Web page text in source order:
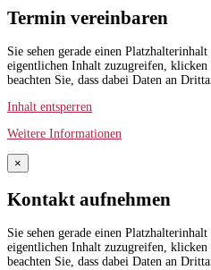
Termin vereinbaren
Sie sehen gerade einen Platzhalterinhalt
eigentlichen Inhalt zuzugreifen,
beachten Sie, dass dabei Daten an
Inhalt entsperren
Weitere Informationen
×
Kontakt aufnehmen
Sie sehen gerade einen Platzhalterinhalt
eigentlichen Inhalt zuzugreifen,
beachten Sie, dass dabei Daten an